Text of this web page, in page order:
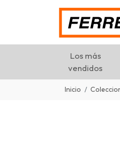
Los más
vendidos
Inicio